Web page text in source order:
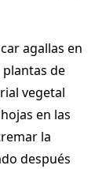
agallas en
plantas de
vegetal
en las
la
después